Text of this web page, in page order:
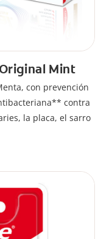
Mint
con prevención
contra
la placa, el sarro